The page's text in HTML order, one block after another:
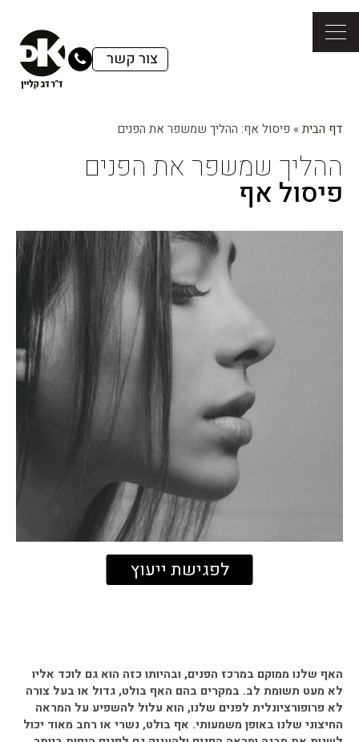
צור קשר
דף הבית » פיסול אף: ההליך שמשפר את הפנים
ההליך שמשפר את הפנים
פיסול אף
לפגישת ייעוץ
האף שלנו ממוקם במרכז הפנים, ובהיותו כזה הוא גם לוכד אליו
לא מעט תשומת לב. במקרים בהם האף בולט, גדול או בעל צורה
לא פרופורציונלית לפנים שלנו, הוא עלול להשפיע על המראה
החיצוני שלנו באופן משמעותי. אף בולט, נשרי או רחב מאוד יכול